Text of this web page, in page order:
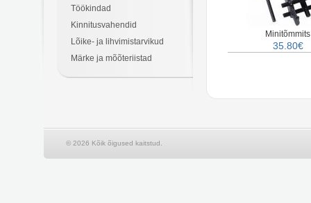
Töökindad
Kinnitusvahendid
Lõike- ja lihvimistarvikud
Märke ja mõõteriistad
Minitõmmits
35.80€
© 2026 Kõik õigused kaitstud.